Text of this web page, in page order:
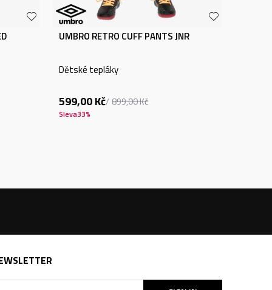
UMBRO RETRO CUFF PANTS JNR
Dětské tepláky
599,00Kč 899,00Kč
Sleva33%